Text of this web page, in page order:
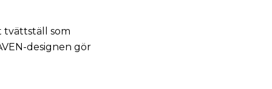
tvättställ som
designen gör